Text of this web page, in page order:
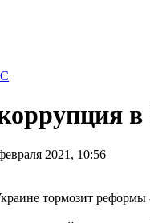
2021, 10:56